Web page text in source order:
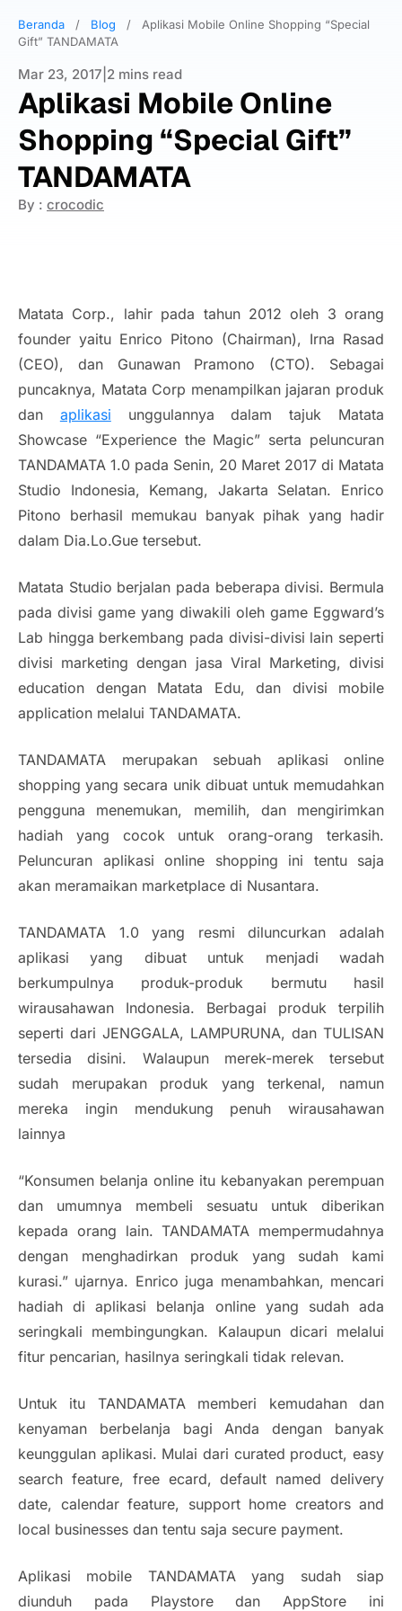
Beranda / Blog /
Aplikasi Mobile Online Shopping “Special
Gift” TANDAMATA
Mar 23, 2017 2 mins read
Aplikasi Mobile Online
Shopping “Special Gift”
TANDAMATA
By : crocodic
Matata Corp., lahir pada tahun 2012 oleh 3 orang
founder yaitu Enrico Pitono (Chairman), Irna Rasad
(CEO), dan Gunawan Pramono (CTO). Sebagai
puncaknya, Matata Corp menampilkan jajaran produk
dan aplikasi unggulannya dalam tajuk Matata
Showcase “Experience the Magic” serta peluncuran
TANDAMATA 1.0 pada Senin, 20 Maret 2017 di Matata
Studio Indonesia, Kemang, Jakarta Selatan. Enrico
Pitono berhasil memukau banyak pihak yang hadir
dalam Dia.Lo.Gue tersebut.
Matata Studio berjalan pada beberapa divisi. Bermula
pada divisi game yang diwakili oleh game Eggward’s
Lab hingga berkembang pada divisi-divisi lain seperti
divisi marketing dengan jasa Viral Marketing, divisi
education dengan Matata Edu, dan divisi mobile
application melalui TANDAMATA.
TANDAMATA merupakan sebuah aplikasi online
shopping yang secara unik dibuat untuk memudahkan
pengguna menemukan, memilih, dan mengirimkan
hadiah yang cocok untuk orang-orang terkasih.
Peluncuran aplikasi online shopping ini tentu saja
akan meramaikan marketplace di Nusantara.
TANDAMATA 1.0 yang resmi diluncurkan adalah
aplikasi yang dibuat untuk menjadi wadah
berkumpulnya produk-produk bermutu hasil
wirausahawan Indonesia. Berbagai produk terpilih
seperti dari JENGGALA, LAMPURUNA, dan TULISAN
tersedia disini. Walaupun merek-merek tersebut
sudah merupakan produk yang terkenal, namun
mereka ingin mendukung penuh wirausahawan
lainnya
“Konsumen belanja online itu kebanyakan perempuan
dan umumnya membeli sesuatu untuk diberikan
kepada orang lain. TANDAMATA mempermudahnya
dengan menghadirkan produk yang sudah kami
kurasi.” ujarnya. Enrico juga menambahkan, mencari
hadiah di aplikasi belanja online yang sudah ada
seringkali membingungkan. Kalaupun dicari melalui
fitur pencarian, hasilnya seringkali tidak relevan.
Untuk itu TANDAMATA memberi kemudahan dan
kenyaman berbelanja bagi Anda dengan banyak
keunggulan aplikasi. Mulai dari curated product, easy
search feature, free ecard, default named delivery
date, calendar feature, support home creators and
local businesses dan tentu saja secure payment.
Aplikasi mobile TANDAMATA yang sudah siap
diunduh pada Playstore dan AppStore ini